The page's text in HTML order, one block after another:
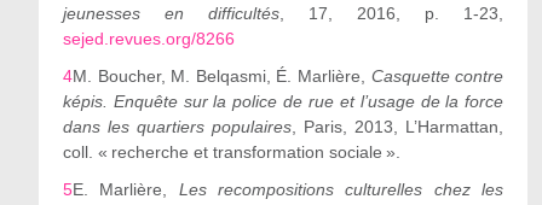
jeunesses en difficultés, 17, 2016, p. 1-23,
sejed.revues.org/8266
4M. Boucher, M. Belqasmi, É. Marlière, Casquette contre
képis. Enquête sur la police de rue et l’usage de la force
dans les quartiers populaires, Paris, 2013, L’Harmattan,
coll. « recherche et transformation sociale ».
5E. Marlière, Les recompositions culturelles chez les